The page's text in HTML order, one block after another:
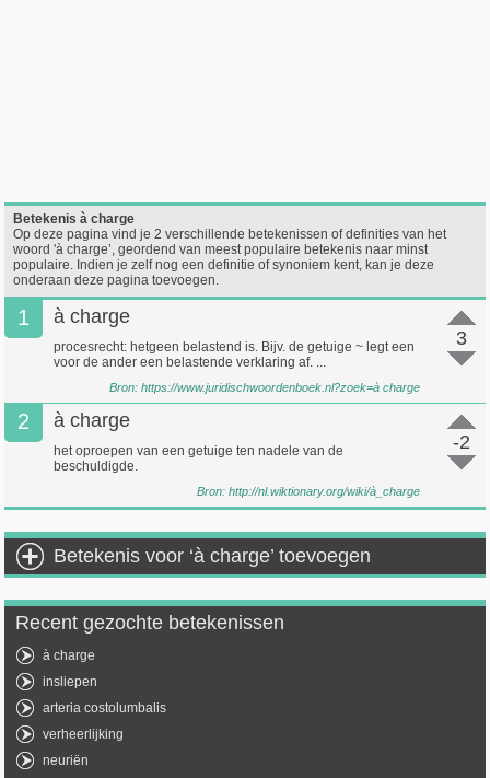
Betekenis à charge
Op deze pagina vind je 2 verschillende betekenissen of definities van het
woord 'à charge’, geordend van meest populaire betekenis naar minst
populaire. Indien je zelf nog een definitie of synoniem kent, kan je deze
onderaan deze pagina toevoegen.
1
3
à charge
procesrecht: hetgeen belastend is. Bijv. de getuige ~ legt een
voor de ander een belastende verklaring af. ...
Bron: https://www.juridischwoordenboek.nl?zoek=à charge
2
-2
à charge
het oproepen van een getuige ten nadele van de
beschuldigde.
Bron: http://nl.wiktionary.org/wiki/à_charge
Betekenis voor ‘à charge’ toevoegen
Recent gezochte betekenissen
à charge
insliepen
arteria costolumbalis
verheerlijking
neuriën